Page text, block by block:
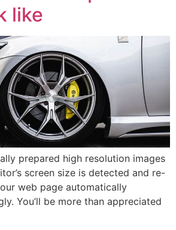
like
prepared high resolution images
screen size is detected and re-
web page automatically
You’ll be more than appreciated